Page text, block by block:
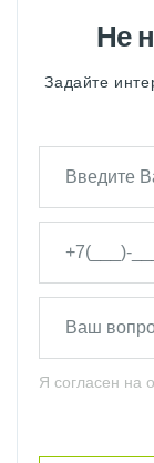
Не
Задайте
Я согласен на